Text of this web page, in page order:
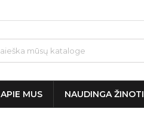
APIE MUS NAUDINGA ŽINOTI